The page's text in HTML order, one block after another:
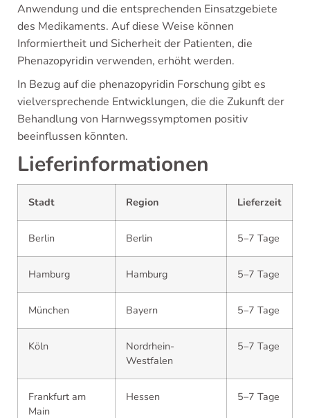
Anwendung und die entsprechenden Einsatzgebiete
des Medikaments. Auf diese Weise können
Informiertheit und Sicherheit der Patienten, die
Phenazopyridin verwenden, erhöht werden.
In Bezug auf die phenazopyridin Forschung gibt es
vielversprechende Entwicklungen, die die Zukunft der
Behandlung von Harnwegssymptomen positiv
beeinflussen könnten.
Lieferinformationen
Stadt Region Lieferzeit
Berlin Berlin 5–7 Tage
Hamburg Hamburg 5–7 Tage
München Bayern 5–7 Tage
Köln
Nordrhein-
Westfalen
5–7 Tage
Frankfurt am
Main
Hessen 5–7 Tage